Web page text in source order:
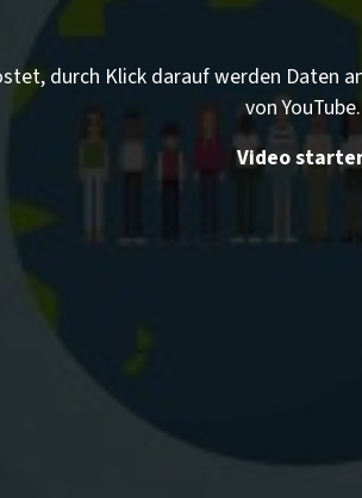
durch Klick darauf werden Daten
von YouTube.
Video